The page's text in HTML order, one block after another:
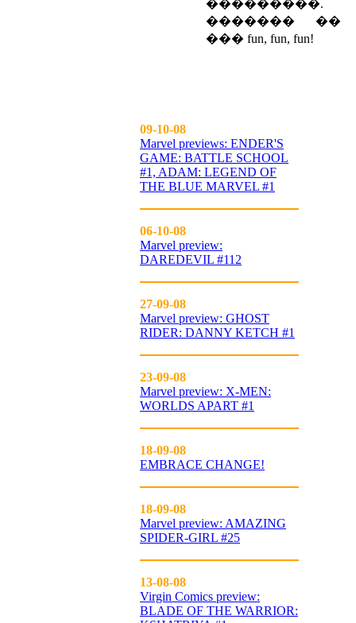
���������.
������� ��
��� fun, fun, fun!
09-10-08
Marvel previews: ENDER'S
GAME: BATTLE SCHOOL
#1, ADAM: LEGEND OF
THE BLUE MARVEL #1
06-10-08
Marvel preview:
DAREDEVIL #112
27-09-08
Marvel preview: GHOST
RIDER: DANNY KETCH #1
23-09-08
Marvel preview: X-MEN:
WORLDS APART #1
18-09-08
EMBRACE CHANGE!
18-09-08
Marvel preview: AMAZING
SPIDER-GIRL #25
13-08-08
Virgin Comics preview:
BLADE OF THE WARRIOR: